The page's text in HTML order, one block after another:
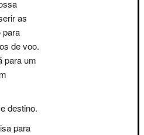
as
para
de voo.
para um
destino.
para